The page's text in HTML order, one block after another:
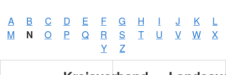
A B C D E F G H I J K
L
M
N O P Q R S T U V W
X
Y
Z
Foto: